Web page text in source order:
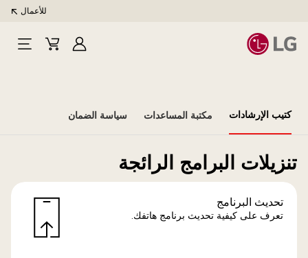
للأعمال
تسجيلCart
Open
كتيب الإرشادات مكتبة المساعدات سياسة الضمان
تنزيلات البرامج الرائجة
تحديث البرنامج
تعرف على كيفية تحديث برنامج هاتفك.